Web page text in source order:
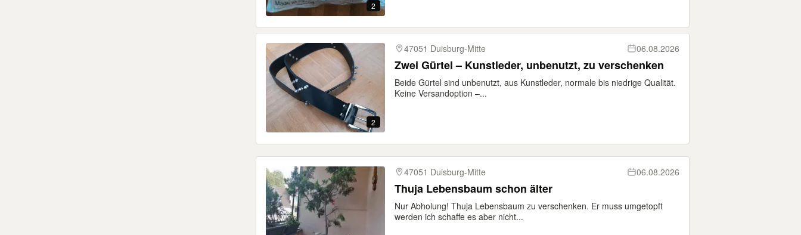
2
2
47051 Duisburg-Mitte 06.08.2026
Zwei Gürtel – Kunstleder, unbenutzt, zu verschenken
Beide Gürtel sind unbenutzt, aus Kunstleder, normale bis niedrige Qualität.
Keine Versandoption –...
47051 Duisburg-Mitte 06.08.2026
Thuja Lebensbaum schon älter
Nur Abholung! Thuja Lebensbaum zu verschenken. Er muss umgetopft
werden ich schaffe es aber nicht...